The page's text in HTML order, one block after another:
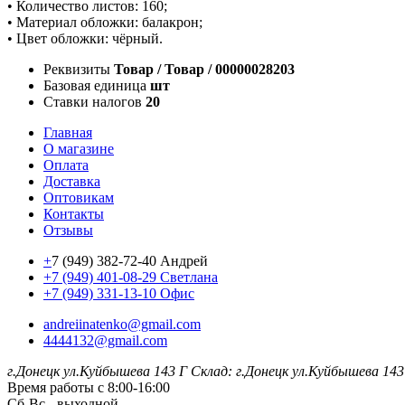
• Количество листов: 160;
• Материал обложки: балакрон;
• Цвет обложки: чёрный.
Реквизиты Товар / Товар / 00000028203
Базовая единица шт
Ставки налогов 20
Главная
О магазине
Оплата
Доставка
Оптовикам
Контакты
Отзывы
+7 (949) 382-72-40 Андрей
+7 (949) 401-08-29 Светлана
+7 (949) 331-13-10 Офис
andreiinatenko@gmail.com
4444132@gmail.com
г.Донецк ул.Куйбышева 143 Г Склад: г.Донецк ул.Куйбышева
Время работы с 8:00-16:00